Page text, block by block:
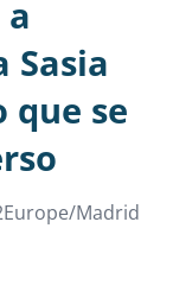
Sasia
que se
Madrid